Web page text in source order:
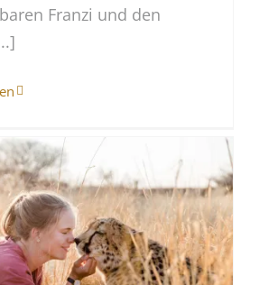
Franzi und den